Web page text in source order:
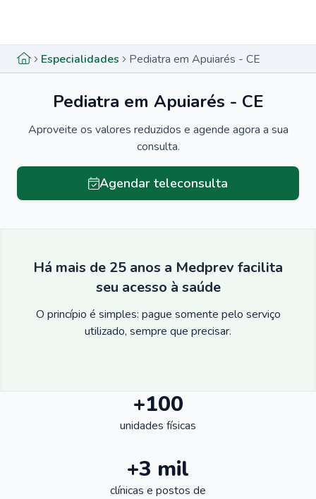
Especialidades Pediatra em Apuiarés - CE
Pediatra em Apuiarés - CE
Aproveite os valores reduzidos e agende agora a sua
consulta.
Agendar teleconsulta
Há mais de 25 anos a Medprev facilita
seu acesso à saúde
O princípio é simples: pague somente pelo serviço
utilizado, sempre que precisar.
+100
unidades físicas
+3 mil
clínicas e postos de